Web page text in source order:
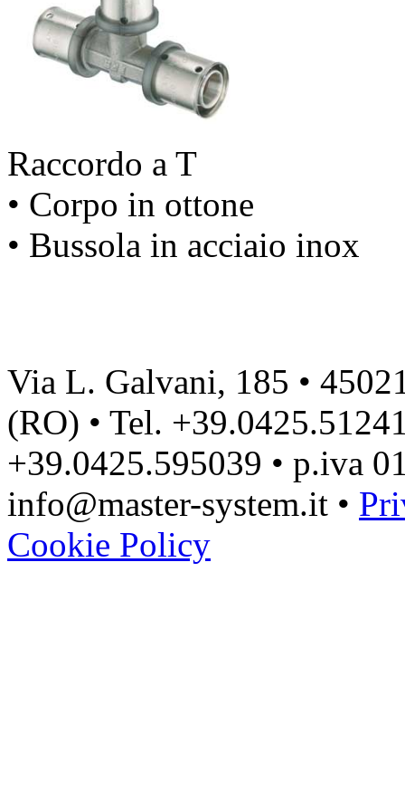
Raccordo a T
• Corpo in ottone
• Bussola in acciaio inox
Via L. Galvani, 185 •
(RO) • Tel.
+39.0425.595039 • p.iva
info@master-system.it •
Cookie Policy